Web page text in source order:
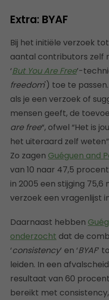
Extra: BYAF
Bij het initiële verzoek
aantal contributors zelf
‘But You Are Free’-
freedom') toe te
als je een verzoek of
mensen geeft, de
are free“, ofwel “Het is
het uiteraard zelf
Zo zagen Guéguen and
van 10 naar 47,5
in 2005 een stijging 75,6
verzoek een vragenlijst
Daarnaast hebben
onderzocht dat de
‘consistency’ en ‘BYAF’
leiden. In een
resultaat van 60
bereikt met